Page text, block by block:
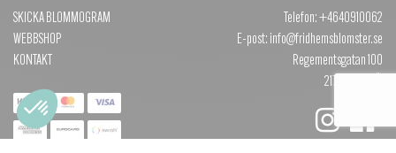
SKICKA BLOMMOGRAM
WEBBSHOP
KONTAKT
Telefon: +4640910062
E-post: info@fridhemsblomster.se
Regementsgatan 100
217 51 MALMÖ